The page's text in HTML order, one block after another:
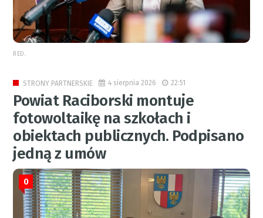
RED.
STRONY PARTNERSKIE 4 sierpnia 2026 22:51
Powiat Raciborski montuje
fotowoltaikę na szkołach i
obiektach publicznych. Podpisano
jedną z umów
0